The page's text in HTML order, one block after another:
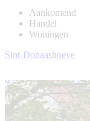
Aankomend
Handel
Woningen
Sint-Donaashoeve